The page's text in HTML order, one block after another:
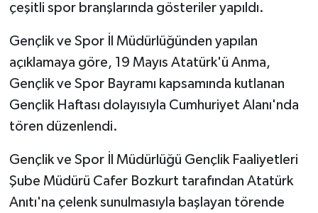
çeşitli spor branşlarında gösteriler yapıldı.
Gençlik ve Spor İl Müdürlüğünden yapılan
açıklamaya göre, 19 Mayıs Atatürk'ü Anma,
Gençlik ve Spor Bayramı kapsamında kutlanan
Gençlik Haftası dolayısıyla Cumhuriyet Alanı'nda
tören düzenlendi.
Gençlik ve Spor İl Müdürlüğü Gençlik Faaliyetleri
Şube Müdürü Cafer Bozkurt tarafından Atatürk
Anıtı'na çelenk sunulmasıyla başlayan törende